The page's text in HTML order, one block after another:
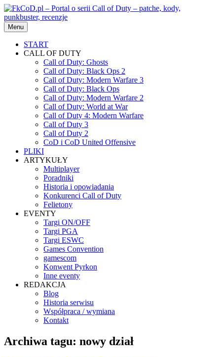
Przejdź
do
treści
Menu
START
CALL OF DUTY
Call of Duty: Ghosts
Call of Duty: Black Ops 2
Call of Duty: Modern Warfare 3
Call of Duty: Black Ops
Call of Duty: Modern Warfare 2
Call of Duty: World at War
Call of Duty 4: Modern Warfare
Call of Duty 3
Call of Duty 2
CoD i CoD United Offensive
PLIKI
ARTYKUŁY
Multiplayer
Poradniki
Historia i opowiadania
Konkurenci Call of Duty
Felietony
EVENTY
Targi ON/OFF
Targi PGA
Targi ESWC
Games Convention
gamescom
Konwent Pyrkon
Inne eventy
REDAKCJA
Blog
Historia serwisu
Współpraca / wymiana
Kontakt
Archiwa tagu: nowy dział